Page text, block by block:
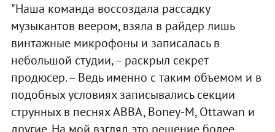
"Наша команда воссоздала рассадку
музыкантов веером, взяла в райдер лишь
винтажные микрофоны и записалась в
небольшой студии, – раскрыл секрет
продюсер. – Ведь именно с таким объемом и в
подобных условиях записывались секции
струнных в песнях ABBA, Boney-M, Ottawan и